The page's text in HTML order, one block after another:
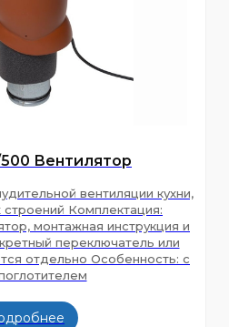
500 Вентилятор
вентиляции кухни,
Комплектация:
монтажная инструкция и
переключатель или
отдельно Особенность: с